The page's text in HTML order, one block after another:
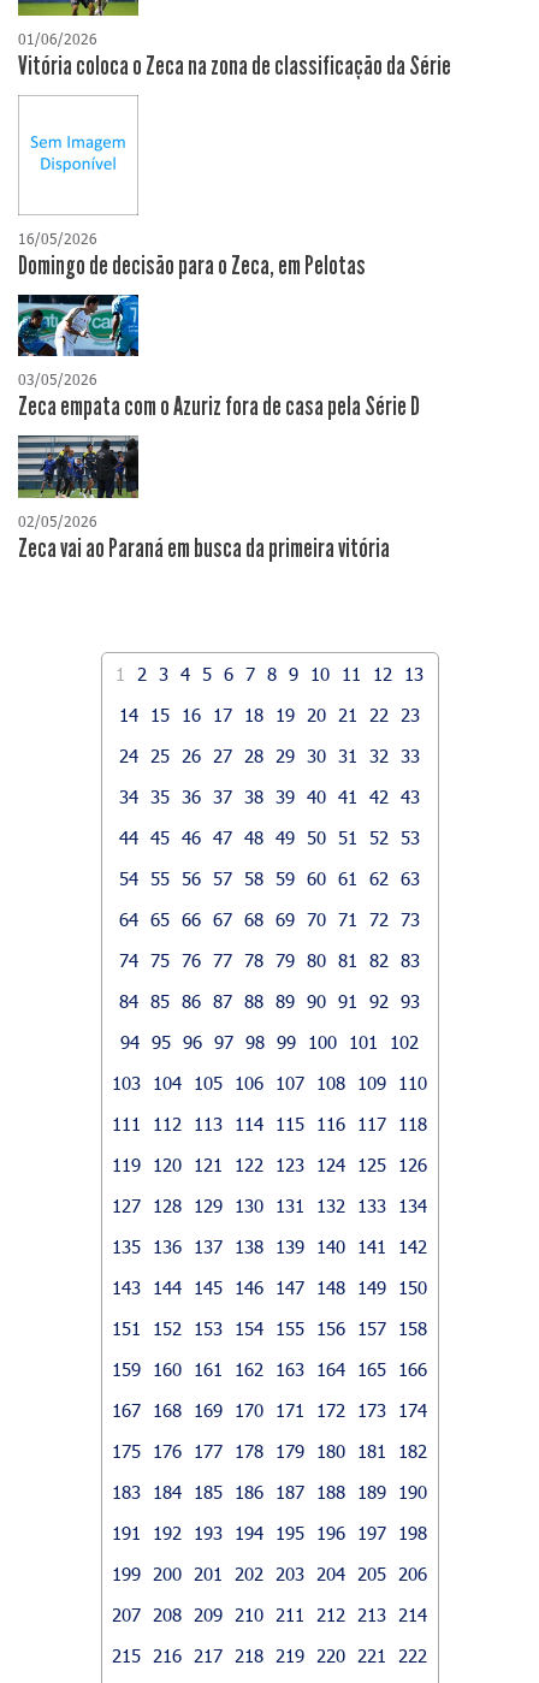
01/06/2026
Vitória coloca o Zeca na zona de classificação da Série
16/05/2026
Domingo de decisão para o Zeca, em Pelotas
03/05/2026
Zeca empata com o Azuriz fora de casa pela Série D
02/05/2026
Zeca vai ao Paraná em busca da primeira vitória
1 2 3 4 5 6 7 8 9 10 11 12
13
14
15 16 17 18 19 20 21 22
23
24
25 26 27 28 29 30 31 32
33
34
35 36 37 38 39 40 41 42
43
44 45 46 47 48 49 50 51 52
53
54
55 56 57 58 59 60 61 62
63
64 65 66 67 68 69 70 71 72
73
74 75 76 77 78 79 80 81 82
83
84 85 86 87 88 89 90 91 92
93
94 95 96 97 98 99 100 101
102
103
104 105 106 107 108 109
110
111
112 113 114 115 116 117
118
119
120 121 122 123 124 125
126
127
128 129 130 131 132 133
134
135
136 137 138 139 140 141
142
143
144 145 146 147 148 149
150
151
152 153 154 155 156 157
158
159
160 161 162 163 164 165
166
167
168 169 170 171 172 173
174
175
176 177 178 179 180 181
182
183
184 185 186 187 188 189
190
191
192 193 194 195 196 197
198
199
200 201 202 203 204 205
206
207
208 209 210 211 212 213
214
215
216 217 218 219 220 221
222